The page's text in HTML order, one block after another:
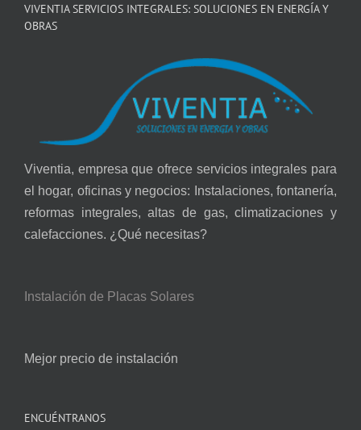
VIVENTIA SERVICIOS INTEGRALES: SOLUCIONES EN ENERGÍA Y
OBRAS
Viventia, empresa que ofrece servicios integrales para
el hogar, oficinas y negocios: Instalaciones, fontanería,
reformas integrales, altas de gas, climatizaciones y
calefacciones. ¿Qué necesitas?
Instalación de Placas Solares
Mejor precio de instalación
ENCUÉNTRANOS